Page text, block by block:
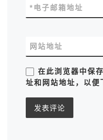
电子邮箱地址
*
网站地址
在此浏览器中保
址和网站地址，以便